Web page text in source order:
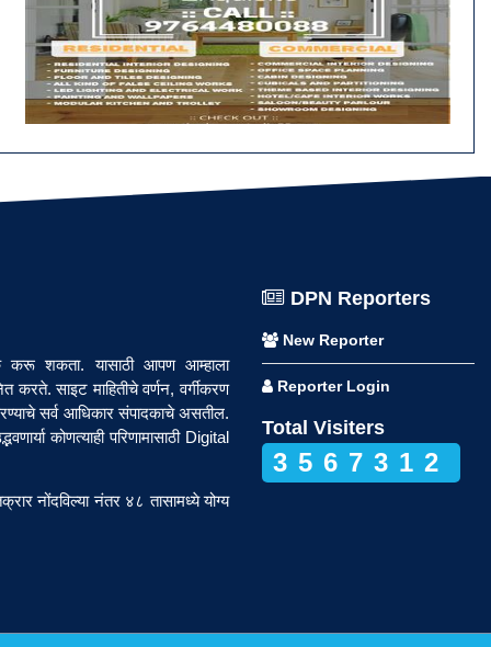
करू शकता. यासाठी आपण आम्हाला
साइट माहितीचे वर्णन, वर्गीकरण
सर्व आधिकार संपादकाचे असतील.
कोणत्याही परिणामासाठी Digital
नोंदविल्या नंतर ४८ तासामध्ये योग्य
DPN Reporters
New Reporter
Reporter Login
Total Visiters
3567312